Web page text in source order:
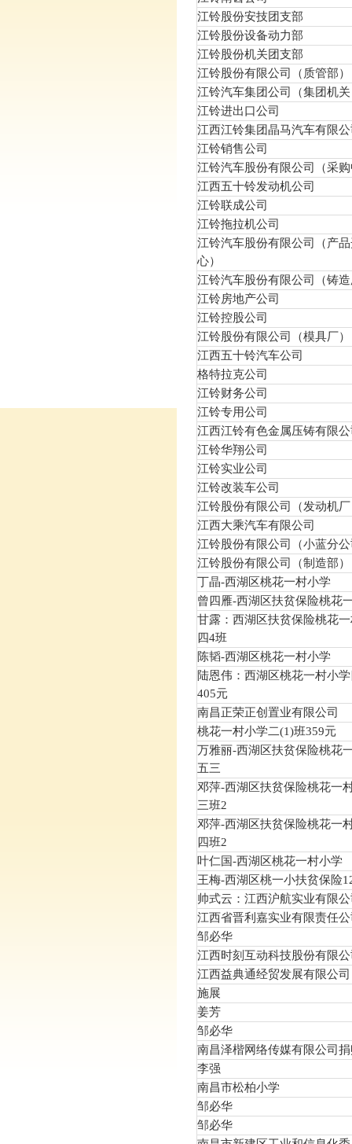
江铃股份安技团支部
江铃股份设备动力部
江铃股份机关团支部
江铃股份有限公司（质管部）
江铃汽车集团公司（集团机
江铃进出口公司
江西江铃集团晶马汽车有限
江铃销售公司
江铃汽车股份有限公司（采
江西五十铃发动机公司
江铃联成公司
江铃拖拉机公司
江铃汽车股份有限公司（产
心）
江铃汽车股份有限公司（铸
江铃房地产公司
江铃控股公司
江铃股份有限公司（模具厂）
江西五十铃汽车公司
格特拉克公司
江铃财务公司
江铃专用公司
江西江铃有色金属压铸有限
江铃华翔公司
江铃实业公司
江铃改装车公司
江铃股份有限公司（发动机
江西大乘汽车有限公司
江铃股份有限公司（小蓝分
江铃股份有限公司（制造部）
丁晶-西湖区桃花一村小学
曾四雁-西湖区扶贫保险桃花
甘露：西湖区扶贫保险桃花
四4班
陈韬-西湖区桃花一村小学
陆恩伟：西湖区桃花一村小
405元
南昌正荣正创置业有限公司
桃花一村小学二(1)班359元
万雅丽-西湖区扶贫保险桃花
五三
邓萍-西湖区扶贫保险桃花一
三班2
邓萍-西湖区扶贫保险桃花一
四班2
叶仁国-西湖区桃花一村小学
王梅-西湖区桃一小扶贫保险
帅式云：江西沪航实业有限
江西省晋利嘉实业有限责任
邹必华
江西时刻互动科技股份有限
江西益典通经贸发展有限公司
施展
姜芳
邹必华
南昌泽楷网络传媒有限公司
李强
南昌市松柏小学
邹必华
邹必华